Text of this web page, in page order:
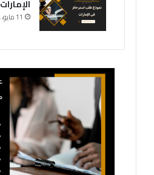
الإمارات
11 مايو، 2024